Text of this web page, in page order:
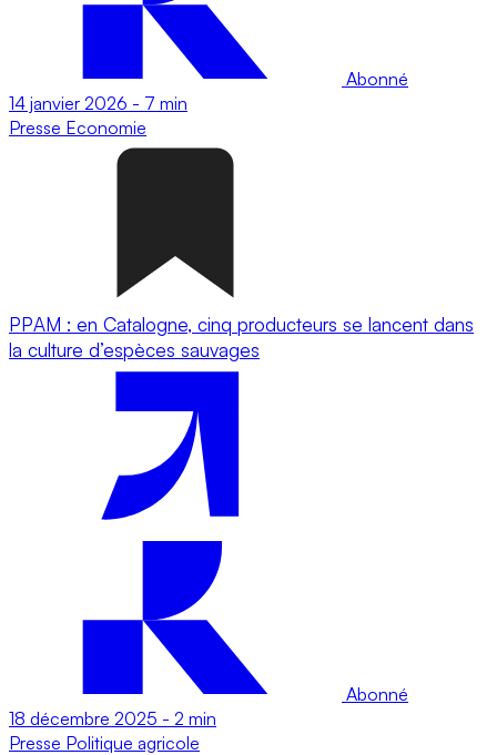
Abonné
14 janvier 2026 - 7 min
Presse Economie
PPAM : en Catalogne, cinq producteurs se lancent dans
la culture d’espèces sauvages
Abonné
18 décembre 2025 - 2 min
Presse Politique agricole